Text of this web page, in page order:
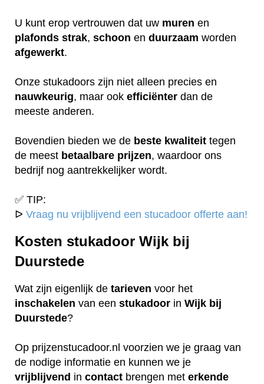
U kunt erop vertrouwen dat uw muren en
plafonds strak, schoon en duurzaam worden
afgewerkt.
Onze stukadoors zijn niet alleen precies en
nauwkeurig, maar ook efficiënter dan de
meeste anderen.
Bovendien bieden we de beste kwaliteit tegen
de meest betaalbare prijzen, waardoor ons
bedrijf nog aantrekkelijker wordt.
✅ TIP:
ᐅ Vraag nu vrijblijvend een stucadoor offerte aan!
Kosten stukadoor Wijk bij
Duurstede
Wat zijn eigenlijk de tarieven voor het
inschakelen van een stukadoor in Wijk bij
Duurstede?
Op prijzenstucadoor.nl voorzien we je graag van
de nodige informatie en kunnen we je
vrijblijvend in contact brengen met erkende